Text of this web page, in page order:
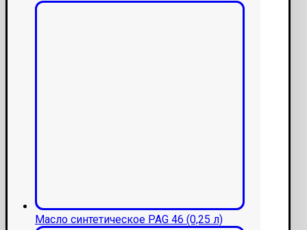
Масло синтетическое PAG 46 (0,25 л)